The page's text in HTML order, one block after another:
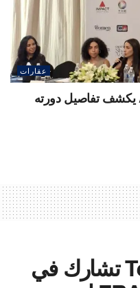
عقارات
مهرجان “هي الفنون Arts- “She يكشف تفاصيل دورته
Tech Source GDS تشارك في